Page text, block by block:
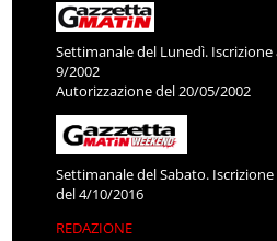
Settimanale del Lunedì.
9/2002
Autorizzazione del 20/05/2002
Settimanale del Sabato.
del 4/10/2016
REDAZIONE